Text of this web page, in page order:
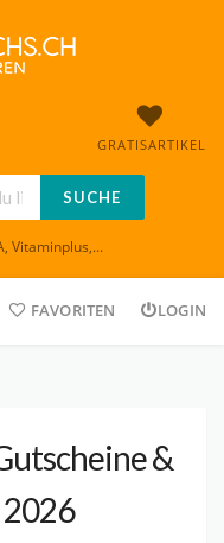
GRATISARTIKEL
SUCHE
, Vitaminplus,...
FAVORITEN LOGIN
&